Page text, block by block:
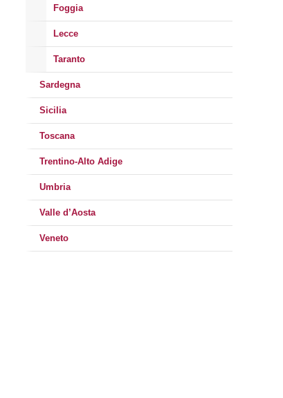
Foggia
Lecce
Taranto
Sardegna
Sicilia
Toscana
Trentino-Alto Adige
Umbria
Valle d’Aosta
Veneto